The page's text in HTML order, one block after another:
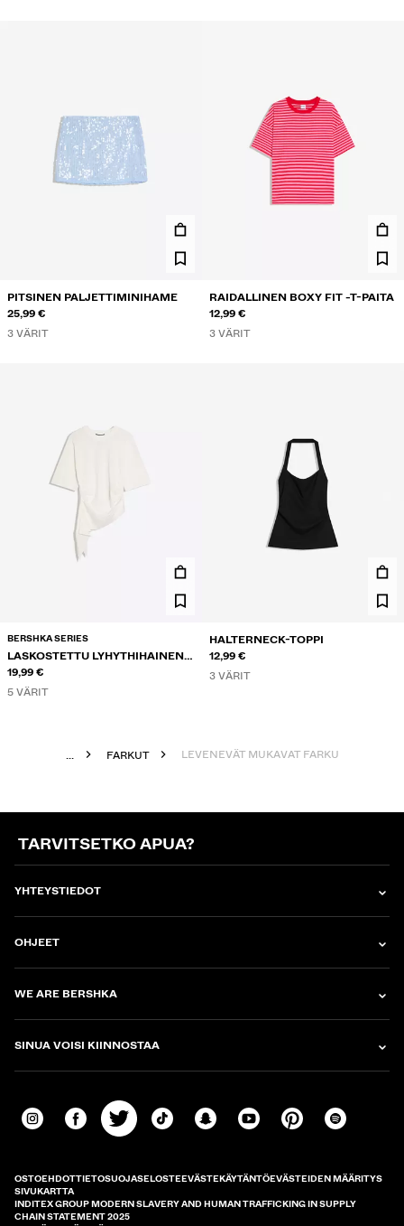
PITSINEN PALJETTIMINIHAME
25,99 €
3 VÄRIT
RAIDALLINEN BOXY FIT -T-PAITA
12,99 €
3 VÄRIT
BERSHKA SERIES
LASKOSTETTU LYHYTHIHAINEN
T-PAITA
19,99 €
5 VÄRIT
HALTERNECK-TOPPI
12,99 €
3 VÄRIT
... FARKUT LEVENEVÄT MUKAVAT FARKUT
TARVITSETKO APUA?
YHTEYSTIEDOT
OHJEET
WE ARE BERSHKA
SINUA VOISI KIINNOSTAA
OSTOEHDOTTIETOSUOJASELOSTEEVÄSTEKÄYTÄNTÖEVÄSTEIDEN MÄÄRITYS
SIVUKARTTA
INDITEX GROUP MODERN SLAVERY AND HUMAN TRAFFICKING IN SUPPLY
CHAIN STATEMENT 2025